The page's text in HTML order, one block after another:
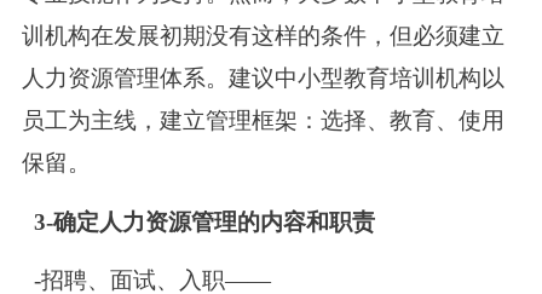
训机构在发展初期没有这样的条件，但必须建立
人力资源管理体系。建议中小型教育培训机构以
员工为主线，建立管理框架：选择、教育、使用
保留。
3-确定人力资源管理的内容和职责
-招聘、面试、入职——